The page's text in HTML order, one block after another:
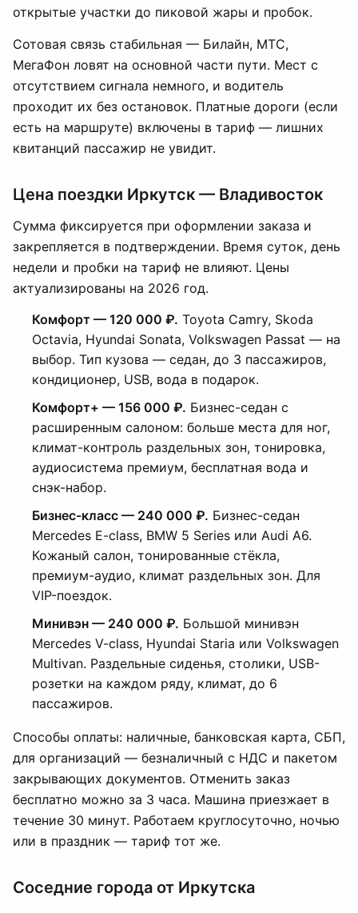
открытые участки до пиковой жары и пробок.
Сотовая связь стабильная — Билайн, МТС,
МегаФон ловят на основной части пути. Мест с
отсутствием сигнала немного, и водитель
проходит их без остановок. Платные дороги (если
есть на маршруте) включены в тариф — лишних
квитанций пассажир не увидит.
Цена поездки Иркутск — Владивосток
Сумма фиксируется при оформлении заказа и
закрепляется в подтверждении. Время суток, день
недели и пробки на тариф не влияют. Цены
актуализированы на 2026 год.
Комфорт — 120 000 ₽. Toyota Camry, Skoda
Octavia, Hyundai Sonata, Volkswagen Passat — на
выбор. Тип кузова — седан, до 3 пассажиров,
кондиционер, USB, вода в подарок.
Комфорт+ — 156 000 ₽. Бизнес-седан с
расширенным салоном: больше места для ног,
климат-контроль раздельных зон, тонировка,
аудиосистема премиум, бесплатная вода и
снэк-набор.
Бизнес-класс — 240 000 ₽. Бизнес-седан
Mercedes E-class, BMW 5 Series или Audi A6.
Кожаный салон, тонированные стёкла,
премиум-аудио, климат раздельных зон. Для
VIP-поездок.
Минивэн — 240 000 ₽. Большой минивэн
Mercedes V-class, Hyundai Staria или Volkswagen
Multivan. Раздельные сиденья, столики, USB-
розетки на каждом ряду, климат, до 6
пассажиров.
Способы оплаты: наличные, банковская карта, СБП,
для организаций — безналичный с НДС и пакетом
закрывающих документов. Отменить заказ
бесплатно можно за 3 часа. Машина приезжает в
течение 30 минут. Работаем круглосуточно, ночью
или в праздник — тариф тот же.
Соседние города от Иркутска